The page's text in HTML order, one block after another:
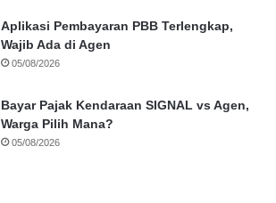
Aplikasi Pembayaran PBB Terlengkap,
Wajib Ada di Agen
05/08/2026
Bayar Pajak Kendaraan SIGNAL vs Agen,
Warga Pilih Mana?
05/08/2026